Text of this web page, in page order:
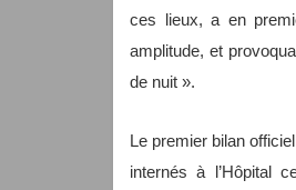
ces lieux, a en
amplitude, et
de nuit ».
Le premier bilan
internés à l’Hôpital